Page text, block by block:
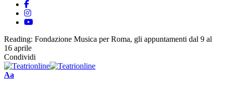
Reading: Fondazione Musica per Roma, gli appuntamenti dal 9 al
16 aprile
Condividi
Font
Aa